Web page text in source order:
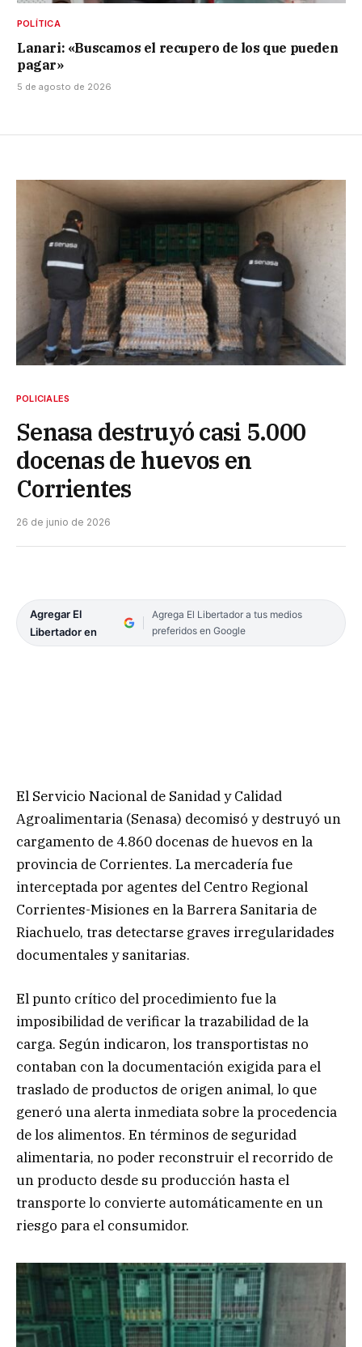
POLÍTICA
Lanari: «Buscamos el recupero de los que pueden
pagar»
5 de agosto de 2026
POLICIALES
Senasa destruyó casi 5.000
docenas de huevos en
Corrientes
26 de junio de 2026
Agregar El
Libertador en
Agrega El Libertador a tus medios
preferidos en Google
El Servicio Nacional de Sanidad y Calidad
Agroalimentaria (Senasa) decomisó y destruyó un
cargamento de 4.860 docenas de huevos en la
provincia de Corrientes. La mercadería fue
interceptada por agentes del Centro Regional
Corrientes-Misiones en la Barrera Sanitaria de
Riachuelo, tras detectarse graves irregularidades
documentales y sanitarias.
El punto crítico del procedimiento fue la
imposibilidad de verificar la trazabilidad de la
carga. Según indicaron, los transportistas no
contaban con la documentación exigida para el
traslado de productos de origen animal, lo que
generó una alerta inmediata sobre la procedencia
de los alimentos. En términos de seguridad
alimentaria, no poder reconstruir el recorrido de
un producto desde su producción hasta el
transporte lo convierte automáticamente en un
riesgo para el consumidor.